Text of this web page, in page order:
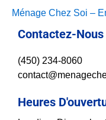
Ménage Chez Soi –
Contactez-Nous
(450) 234-8060
Heures